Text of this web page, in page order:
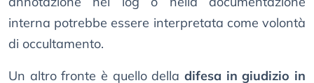
interna potrebbe essere interpretata come volontà
di occultamento.
Un altro fronte è quello della difesa in giudizio in